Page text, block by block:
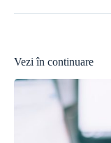
Vezi în continuare